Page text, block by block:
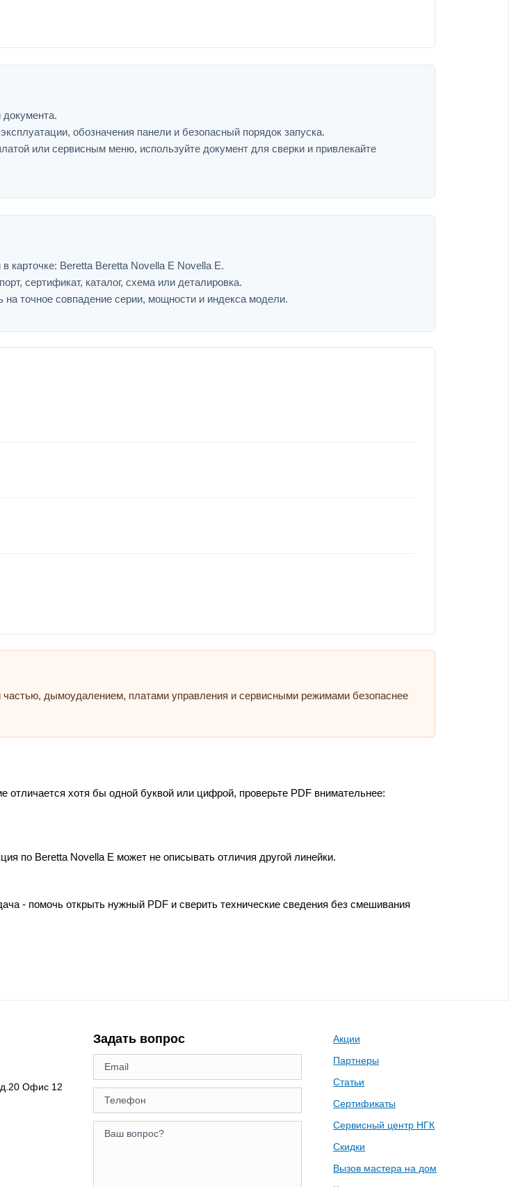
обозначения панели и безопасный порядок запуска.
или сервисным меню, используйте документ для сверки и привлекайте
карточке: Beretta Beretta Novella E Novella E.
сертификат, каталог, схема или деталировка.
точное совпадение серии, мощности и индекса модели.
частью, дымоудалением, платами управления и сервисными режимами безопаснее
хотя бы одной буквой или цифрой, проверьте PDF внимательнее:
по Beretta Novella E может не описывать отличия другой линейки.
- помочь открыть нужный PDF и сверить технические сведения без смешивания
Офис 12
Задать вопрос
Акции
Партнеры
Статьи
Сертификаты
Сервисный центр НГК
Скидки
Вызов мастера на дом